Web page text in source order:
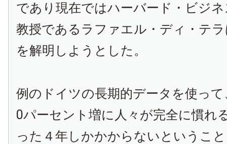
であり現在ではハーバード・ビジ
教授であるラファエル・ディ・テ
を解明しようとした。
例のドイツの長期的データを使っ
0パーセント増に人々が完全に慣れ
った４年しかかからないというこ